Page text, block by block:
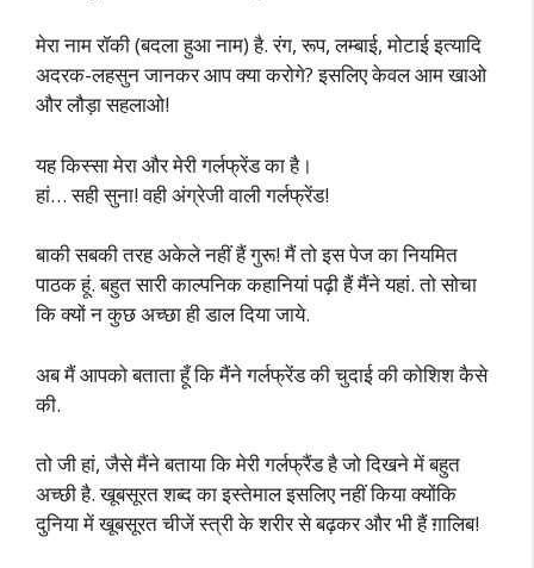
मेरा नाम रॉकी (बदला हुआ नाम) है. रंग, रूप, लम्बाई, मोटाई इत्यादि
अदरक-लहसुन जानकर आप क्या करोगे? इसलिए केवल आम खाओ
और लौड़ा सहलाओ!
यह किस्सा मेरा और मेरी गर्लफ्रेंड का है।
हां… सही सुना! वही अंग्रेजी वाली गर्लफ्रेंड!
बाकी सबकी तरह अकेले नहीं हैं गुरू! मैं तो इस पेज का नियमित
पाठक हूं. बहुत सारी काल्पनिक कहानियां पढ़ी हैं मैंने यहां. तो सोचा
कि क्यों न कुछ अच्छा ही डाल दिया जाये.
अब मैं आपको बताता हूँ कि मैंने गर्लफ्रेंड की चुदाई की कोशिश कैसे
की.
तो जी हां, जैसे मैंने बताया कि मेरी गर्लफ्रैंड है जो दिखने में बहुत
अच्छी है. खूबसूरत शब्द का इस्तेमाल इसलिए नहीं किया क्योंकि
दुनिया में खूबसूरत चीजें स्त्री के शरीर से बढ़कर और भी हैं ग़ालिब!